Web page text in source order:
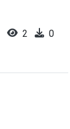
2 0